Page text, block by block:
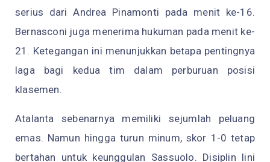
serius dari Andrea Pinamonti pada menit ke-16.
Bernasconi juga menerima hukuman pada menit ke-
21. Ketegangan ini menunjukkan betapa pentingnya
laga bagi kedua tim dalam perburuan posisi
klasemen.
Atalanta sebenarnya memiliki sejumlah peluang
emas. Namun hingga turun minum, skor 1-0 tetap
bertahan untuk keunggulan Sassuolo. Disiplin lini